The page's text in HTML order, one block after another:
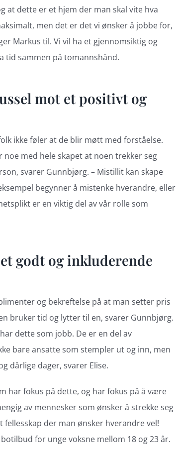
at dette er et hjem der man skal vite hva
men det er det vi ønsker å jobbe for,
Markus til. Vi vil ha et gjennomsiktig og
tid sammen på tomannshånd.
mot et positivt og
ikke føler at de blir møtt med forståelse.
med hele skapet at noen trekker seg
svarer Gunnbjørg. – Mistillit kan skape
begynner å mistenke hverandre, eller
er en viktig del av vår rolle som
godt og inkluderende
og bekreftelse på at man setter pris
bruker tid og lytter til en, svarer Gunnbjørg.
dette som jobb. De er en del av
bare ansatte som stempler ut og inn, men
dårlige dager, svarer Elise.
har fokus på dette, og har fokus på å være
av mennesker som ønsker å strekke seg
der man ønsker hverandre vel!
for unge voksne mellom 18 og 23 år.